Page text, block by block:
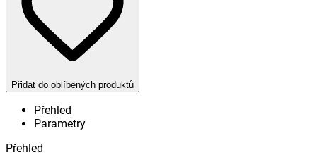
Přidat do oblíbených produktů
Přehled
Parametry
Přehled